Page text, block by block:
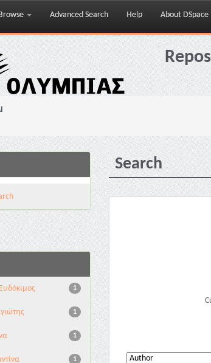
Advanced Search Help About DSpace
1
1
1
1
Search